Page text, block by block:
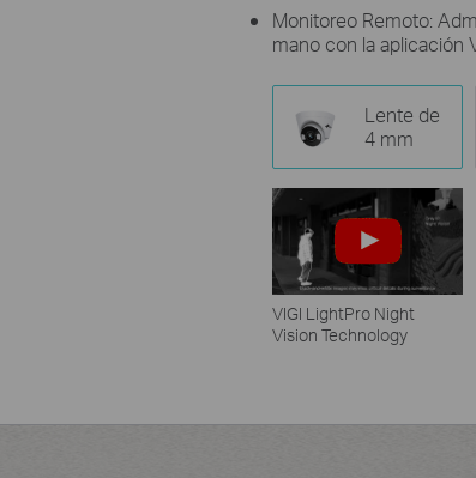
Monitoreo Remoto:
mano con la aplicación
Lente de
4 mm
VIGI LightPro Night
Vision Technology